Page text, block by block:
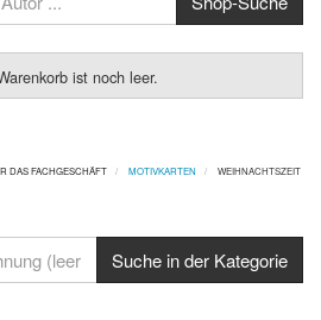
ist noch leer.
DAS FACHGESCHÄFT MOTIVKARTEN WEIHNACHTSZEIT